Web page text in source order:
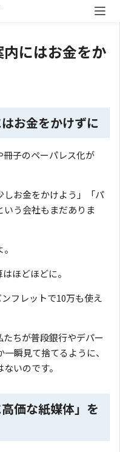
にはお金をか
お金をかけずに
子のペーパレス化が
しお金をかけよう」「パ
う会社もまだありま
ほどほどに。
フレットで10万も使え
ちが普段銀行やデパー
瞬見て捨てるように、
いのです。
価な紙媒体」を